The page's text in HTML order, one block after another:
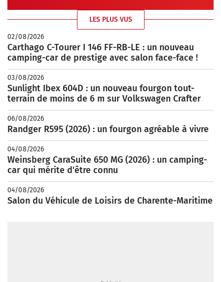
LES PLUS VUS
02/08/2026
Carthago C-Tourer I 146 FF-RB-LE : un nouveau
camping-car de prestige avec salon face-face !
03/08/2026
Sunlight Ibex 604D : un nouveau fourgon tout-
terrain de moins de 6 m sur Volkswagen Crafter
06/08/2026
Randger R595 (2026) : un fourgon agréable à vivre
04/08/2026
Weinsberg CaraSuite 650 MG (2026) : un camping-
car qui mérite d'être connu
04/08/2026
Salon du Véhicule de Loisirs de Charente-Maritime